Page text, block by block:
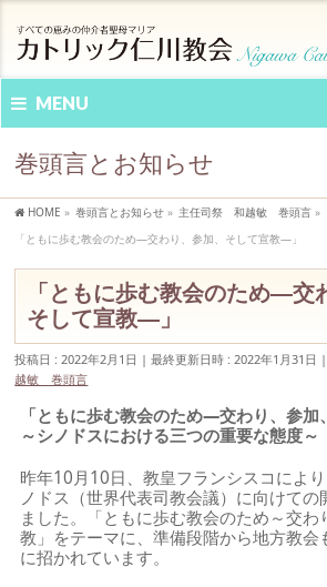
MENU
巻頭言とお知らせ
HOME » 巻頭言とお知らせ » 主任司祭 和越敏 巻頭言 »
「ともに歩む教会のため―交わり、参加、そして宣教―」
「ともに歩む教会のため―交
そして宣教―」
投稿日 : 2022年2月1日 最終更新日時 : 2022年1月31日
越敏 巻頭言
「ともに歩む教会のため―交わり、参加
～シノドスにおける三つの重要な態度～
昨年10月10日、教皇フランシスコによ
ノドス（世界代表司教会議）に向けて
ました。「ともに歩む教会のため～交わ
教」をテーマに、準備段階から地方教会
に招かれています。